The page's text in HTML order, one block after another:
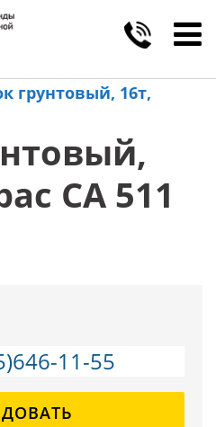
грунтовый, 16т,
CA 511
11-55